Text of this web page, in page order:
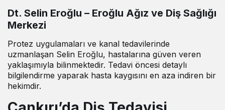
Dt. Selin Eroğlu – Eroğlu Ağız ve Diş Sağlığı
Merkezi
Protez uygulamaları ve kanal tedavilerinde
uzmanlaşan Selin Eroğlu, hastalarına güven veren
yaklaşımıyla bilinmektedir. Tedavi öncesi detaylı
bilgilendirme yaparak hasta kaygısını en aza indiren bir
hekimdir.